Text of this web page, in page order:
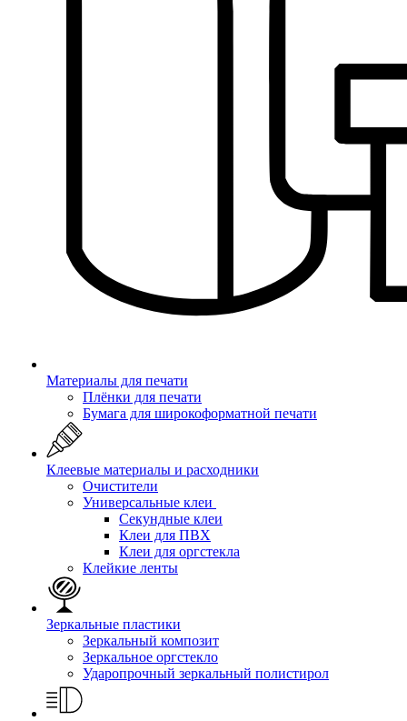
Материалы для печати
Плёнки для печати
Бумага для широкоформатной печати
Клеевые материалы и расходники
Очистители
Универсальные клеи
Секундные клеи
Клеи для ПВХ
Клеи для оргстекла
Клейкие ленты
Зеркальные пластики
Зеркальный композит
Зеркальное оргстекло
Ударопрочный зеркальный полистирол